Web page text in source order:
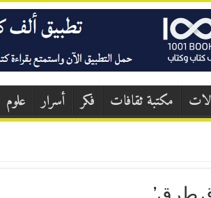
مكتبة ثقافات فكر أسرار علوم